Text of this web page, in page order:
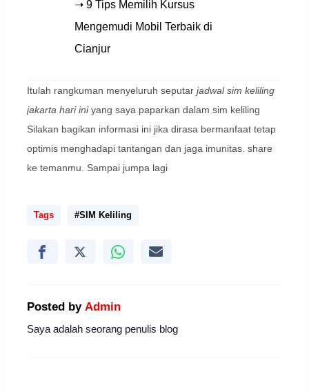
➝ 9 Tips Memilih Kursus
Mengemudi Mobil Terbaik di
Cianjur
Itulah rangkuman menyeluruh seputar jadwal sim keliling
jakarta hari iniyang saya paparkan dalam sim keliling
Silakan bagikan informasi ini jika dirasa bermanfaat tetap
optimis menghadapi tantangan dan jaga imunitas. share
ke temanmu. Sampai jumpa lagi
Tags #SIM Keliling
Posted by Admin
Saya adalah seorang penulis blog